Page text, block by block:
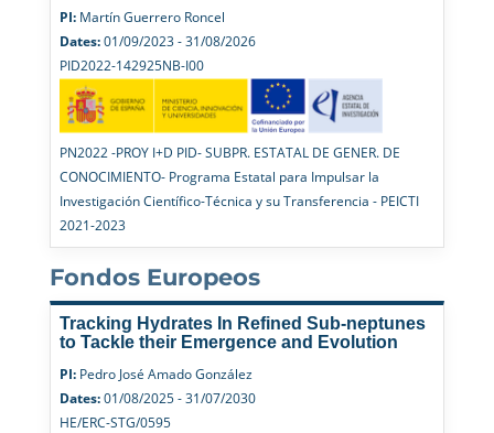
PI:Martín Guerrero Roncel
Dates:01/09/2023 - 31/08/2026
PID2022-142925NB-I00
PN2022 -PROY I+D PID- SUBPR. ESTATAL DE GENER. DE
CONOCIMIENTO- Programa Estatal para Impulsar la
Investigación Científico-Técnica y su Transferencia - PEICTI
2021-2023
Fondos Europeos
Tracking Hydrates In Refined Sub-neptunes
to Tackle their Emergence and Evolution
PI:Pedro José Amado González
Dates:01/08/2025 - 31/07/2030
HE/ERC-STG/0595